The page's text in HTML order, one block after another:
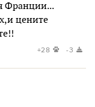
Франции...
цените
+28 -3